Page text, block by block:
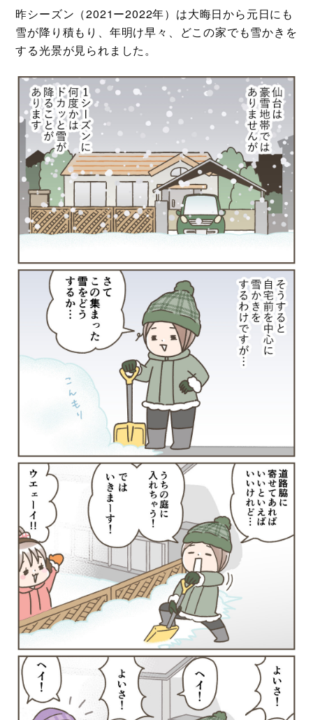
昨シーズン（2021ー2022年）は大晦日から元日にも
雪が降り積もり、年明け早々、どこの家でも雪かきを
する光景が見られました。